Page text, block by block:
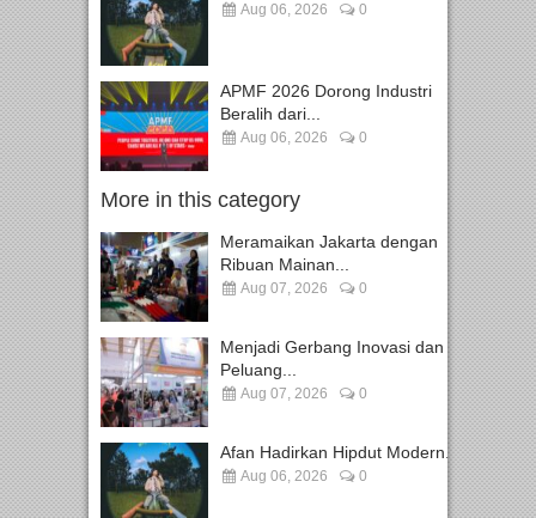
Aug 06, 2026 0
APMF 2026 Dorong Industri
Beralih dari...
Aug 06, 2026 0
More in this category
Meramaikan Jakarta dengan
Ribuan Mainan...
Aug 07, 2026 0
Menjadi Gerbang Inovasi dan
Peluang...
Aug 07, 2026 0
Afan Hadirkan Hipdut Modern...
Aug 06, 2026 0